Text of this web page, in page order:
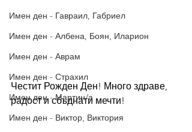
Имен ден - Гавраил, Габриел
Имен ден - Албена, Боян, Иларион
Имен ден - Аврам
Имен ден - Страхил
Имен ден - Мартин/а
Имен ден - Виктор, Виктория
Честит Рожден Ден! Много здраве,
радост и сбъднати мечти!